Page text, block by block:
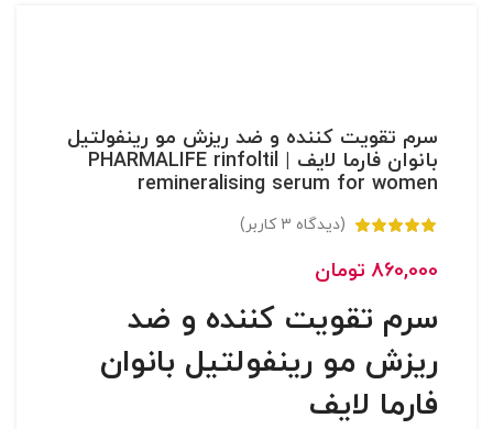
سرم تقویت کننده و ضد ریزش مو رینفولتیل
بانوان فارما لایف | PHARMALIFE rinfoltil
remineralising serum for women
(دیدگاه 3 کاربر)
860,000 تومان
سرم تقویت کننده و ضد
ریزش مو رینفولتیل بانوان
فارما لایف